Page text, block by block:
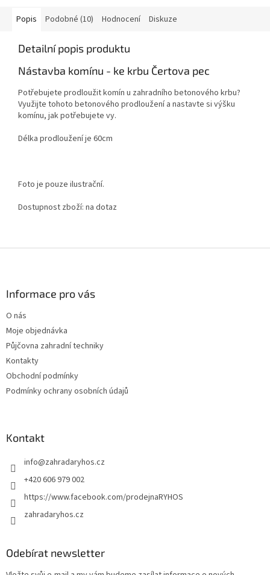
Popis Podobné (10) Hodnocení Diskuze
Detailní popis produktu
Nástavba komínu - ke krbu Čertova pec
Potřebujete prodloužit komín u zahradního betonového krbu?
Využijte tohoto betonového prodloužení a nastavte si výšku
komínu, jak potřebujete vy.
Délka prodloužení je 60cm
Foto je pouze ilustrační.
Dostupnost zboží: na dotaz
Informace pro vás
O nás
Moje objednávka
Půjčovna zahradní techniky
Kontakty
Obchodní podmínky
Podmínky ochrany osobních údajů
Kontakt
info@zahradaryhos.cz
+420 606 979 002
https://www.facebook.com/prodejnaRYHOS
zahradaryhos.cz
Odebírat newsletter